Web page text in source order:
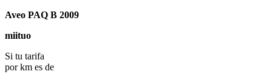
Aveo PAQ B 2009
miituo
Si tu tarifa
por km es de